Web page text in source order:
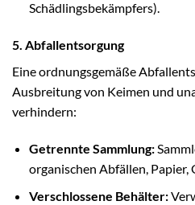
Schädlingsbekämpfers).
5. Abfallentsorgung
Eine ordnungsgemäße
Ausbreitung von Keimen und
verhindern:
Getrennte Sammlung:
organischen Abfällen, Papier,
Verschlossene Behälter: